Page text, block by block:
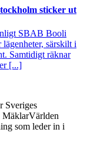
sticker ut
SBAB Booli
särskilt i
Samtidigt räknar
[...]
Sveriges
MäklarVärlden
som leder in i